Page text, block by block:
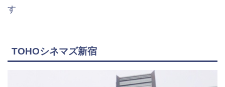
す
TOHOシネマズ新宿